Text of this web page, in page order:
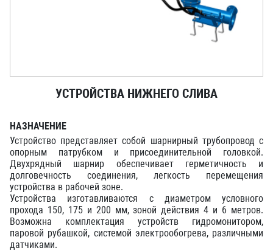
УСТРОЙСТВА НИЖНЕГО СЛИВА
НАЗНАЧЕНИЕ
Устройство представляет собой шарнирный трубопровод с
опорным патрубком и присоединительной головкой.
Двухрядный шарнир обеспечивает герметичность и
долговечность соединения, легкость перемещения
устройства в рабочей зоне.
Устройства изготавливаются с диаметром условного
прохода 150, 175 и 200 мм, зоной действия 4 и 6 метров.
Возможна комплектация устройств гидромонитором,
паровой рубашкой, системой электрообогрева, различными
датчиками.